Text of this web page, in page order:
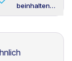
beinhalten